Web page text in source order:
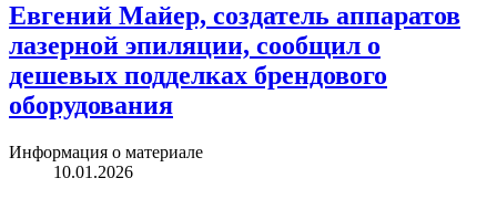
Евгений Майер, создатель аппаратов
лазерной эпиляции, сообщил о
дешевых подделках брендового
оборудования
Информация о материале
10.01.2026